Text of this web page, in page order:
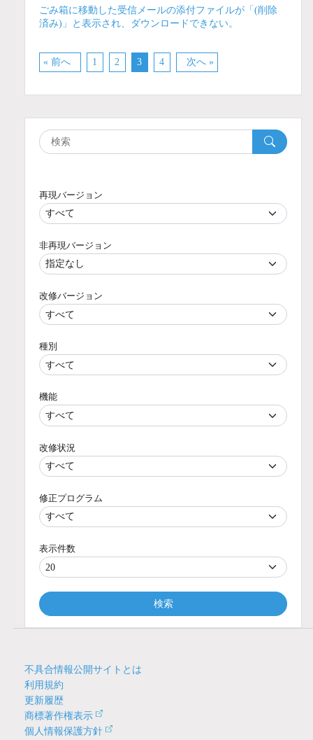
ごみ箱に移動した受信メールの添付ファイルが「(削除
済み)」と表示され、ダウンロードできない。
« 前へ 1 2 3 4 次へ »
再現バージョン
非再現バージョン
改修バージョン
種別
機能
改修状況
修正プログラム
表示件数
検索
不具合情報公開サイトとは
利用規約
更新履歴
商標著作権表示
個人情報保護方針